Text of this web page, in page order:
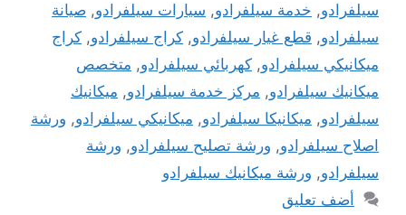
سيلفرادو, خدمة سيلفرادو, سيارات سيلفرادو, صيانة
سيلفرادو, قطع غيار سيلفرادو, كراج سيلفرادو, كراج
ميكانيكي سيلفرادو, كهربائي سيلفرادو, متخصص
ميكانيك سيلفرادو, مركز خدمة سيلفرادو, ميكانيك
سيلفرادو, ميكانيكا سيلفرادو, ميكانيكي سيلفرادو, ورشة
اصلاح سيلفرادو, ورشة تصليح سيلفرادو, ورشة
سيلفرادو, ورشة ميكانيك سيلفرادو
أضف تعليق